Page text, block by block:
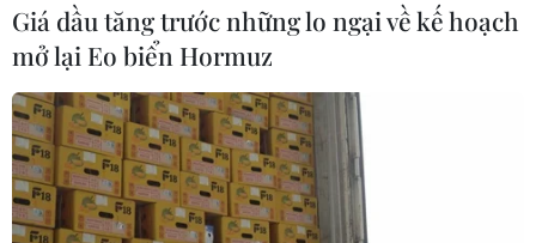
Một trong những điểm mới đáng chú ý của liên
hoan năm nay là việc mở rộng hạng mục phim
dự thi cho tất cả các nền điện ảnh của các quốc
gia và vùng lãnh thổ trên thế giới (thay cho
phim dự thi trong khu vực châu Á-Thái Bình
Dương như các kỳ trước).
Giá dầu tăng trước những lo ngại về kế hoạch
mở lại Eo biển Hormuz